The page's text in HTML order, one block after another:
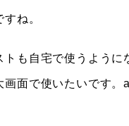
ね。
も自宅で使うように
面で使いたいです。